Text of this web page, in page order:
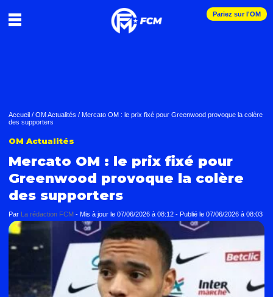
Pariez sur l'OM
Accueil / OM Actualités / Mercato OM : le prix fixé pour Greenwood provoque la colère
des supporters
OM Actualités
Mercato OM : le prix fixé pour
Greenwood provoque la colère
des supporters
Par La rédaction FCM - Mis à jour le 07/06/2026 à 08:12 - Publié le 07/06/2026 à 08:03